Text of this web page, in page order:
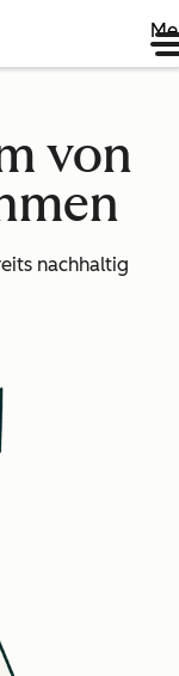
von
nachhaltig